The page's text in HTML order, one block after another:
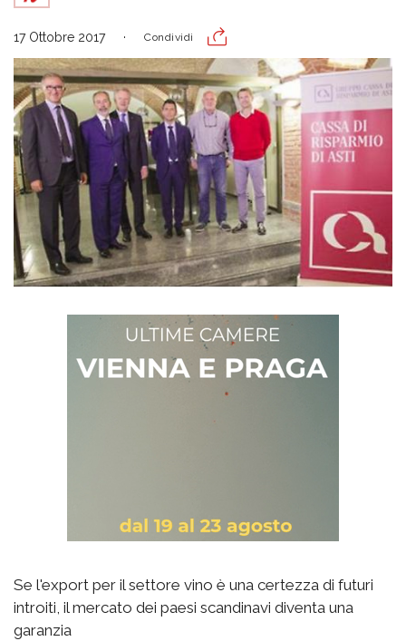
17 Ottobre 2017 Condividi
Se l'export per il settore vino è una certezza di futuri
introiti, il mercato dei paesi scandinavi diventa una
garanzia